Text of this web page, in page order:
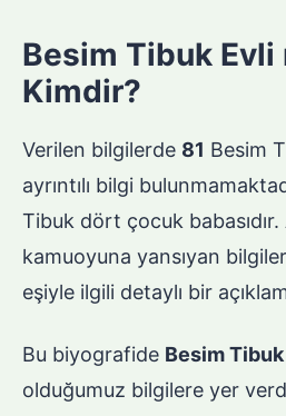
Besim Tibuk Evli
Kimdir?
Verilen bilgilerde 81 Besim
ayrıntılı bilgi
Tibuk dört çocuk babasıdır.
kamuoyuna yansıyan bilgiler
eşiyle ilgili detaylı bir
Bu biyografide Besim Tibuk
olduğumuz bilgilere yer